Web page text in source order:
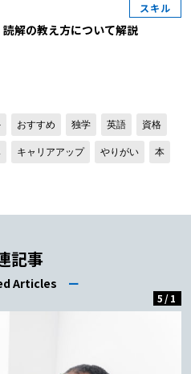
スキル
解の教え方について解説
おすすめ 独学 英語 資格
キャリアアップ やりがい 本
記事
Articles ー
5 /1